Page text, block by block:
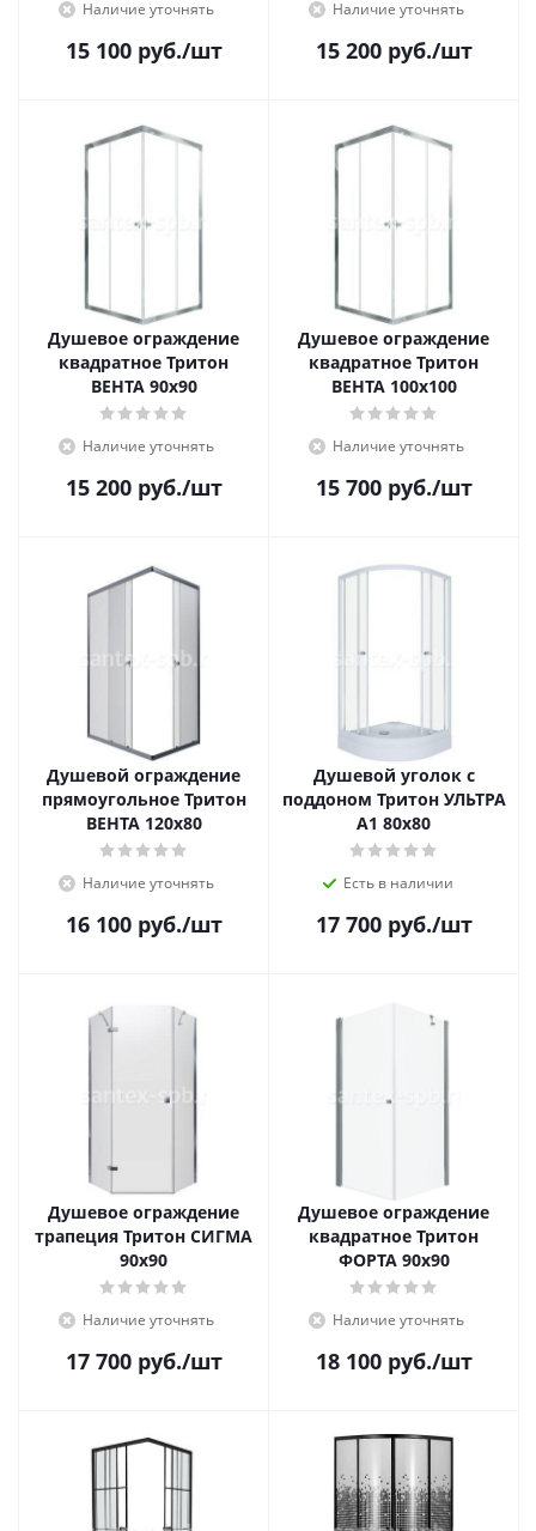
Наличие уточнять
15 100руб./шт
Наличие уточнять
15 200руб./шт
Душевое ограждение
квадратное Тритон
ВЕНТА 90x90
Наличие уточнять
15 200руб./шт
Душевое ограждение
квадратное Тритон
ВЕНТА 100x100
Наличие уточнять
15 700руб./шт
Душевой ограждение
прямоугольное Тритон
ВЕНТА 120x80
Наличие уточнять
16 100руб./шт
Душевой уголок с
поддоном Тритон УЛЬТРА
А1 80x80
Есть в наличии
17 700руб./шт
Душевое ограждение
трапеция Тритон СИГМА
90x90
Наличие уточнять
17 700руб./шт
Душевое ограждение
квадратное Тритон
ФОРТА 90x90
Наличие уточнять
18 100руб./шт